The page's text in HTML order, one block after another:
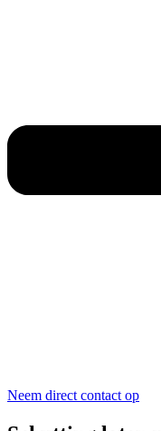
Neem direct contact op